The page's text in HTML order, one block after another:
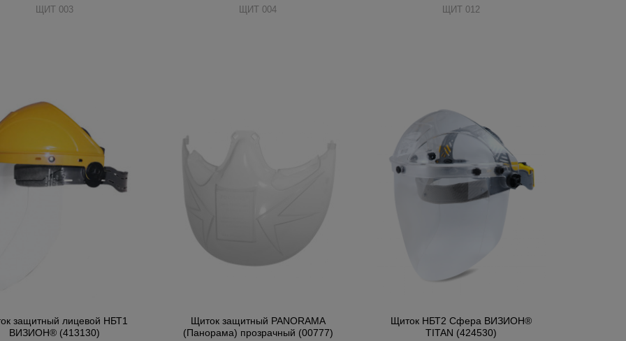
ЩИТ 003 ЩИТ 004 ЩИТ 012
защитный лицевой НБТ1
ВИЗИОН® (413130)
Щиток защитный PANORAMA
(Панорама) прозрачный (00777)
Щиток НБТ2 Сфера ВИЗИОН®
TITAN (424530)